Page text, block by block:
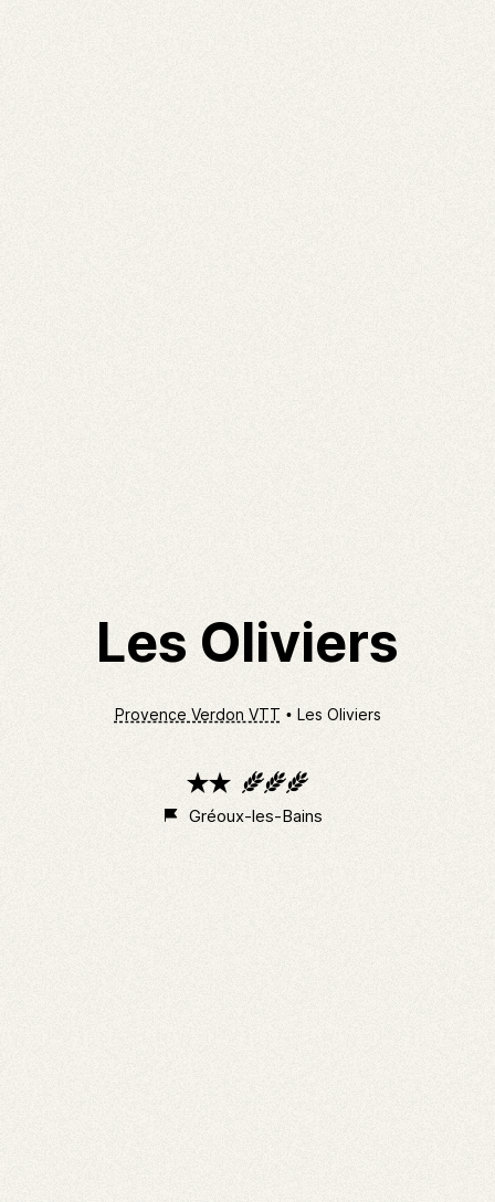
Les Oliviers
Provence Verdon VTT Les Oliviers
2
étoiles épis
Gréoux-les-Bains